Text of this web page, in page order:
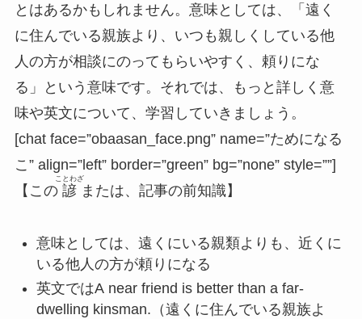
とはあるかもしれません。意味としては、「 遠く
に住んでいる親族より、いつも親しくしている他
人の方が相談にのってもらいやすく、頼りにな
る 」という意味です。それでは、もっと詳しく意
味や英文について、学習していきましょう。
[chat face=”obaasan_face.png” name=”ためになる
こ” align=”left” border=”green” bg=”none” style=””]
【この 諺
ことわざ
または、記事の前知識】
意味としては、遠くにいる親類よりも、近くに
いる他人の方が頼りになる
英文ではA near friend is better than a far-
dwelling kinsman.（遠くに住んでいる親族よ